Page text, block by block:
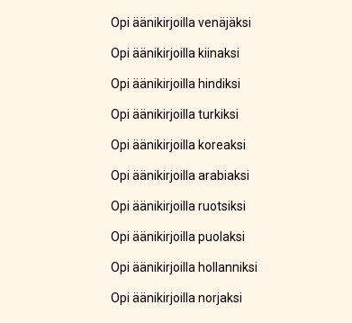
Opi äänikirjoilla venäjäksi
Opi äänikirjoilla kiinaksi
Opi äänikirjoilla hindiksi
Opi äänikirjoilla turkiksi
Opi äänikirjoilla koreaksi
Opi äänikirjoilla arabiaksi
Opi äänikirjoilla ruotsiksi
Opi äänikirjoilla puolaksi
Opi äänikirjoilla hollanniksi
Opi äänikirjoilla norjaksi